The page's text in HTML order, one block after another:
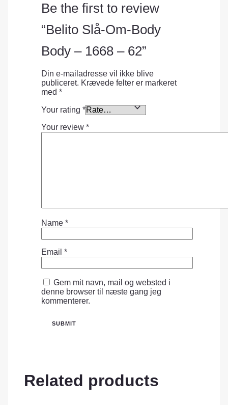
Be the first to review
“Belito Slå-Om-Body
Body – 1668 – 62”
Din e-mailadresse vil ikke blive
publiceret. Krævede felter er markeret
med *
Your rating *
Your review *
Name *
Email *
Gem mit navn, mail og websted i
denne browser til næste gang jeg
kommenterer.
Related products